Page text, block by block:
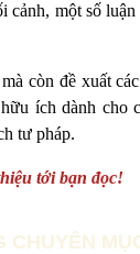
một số
còn đề xuất
ích dành cho
tư pháp.
tới bạn đọc!
CHUYÊN